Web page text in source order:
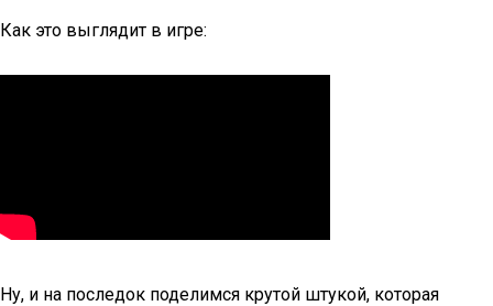
Как это выглядит в игре:
Ну, и на последок поделимся крутой штукой, которая